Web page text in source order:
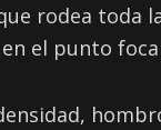
rodea toda
el punto